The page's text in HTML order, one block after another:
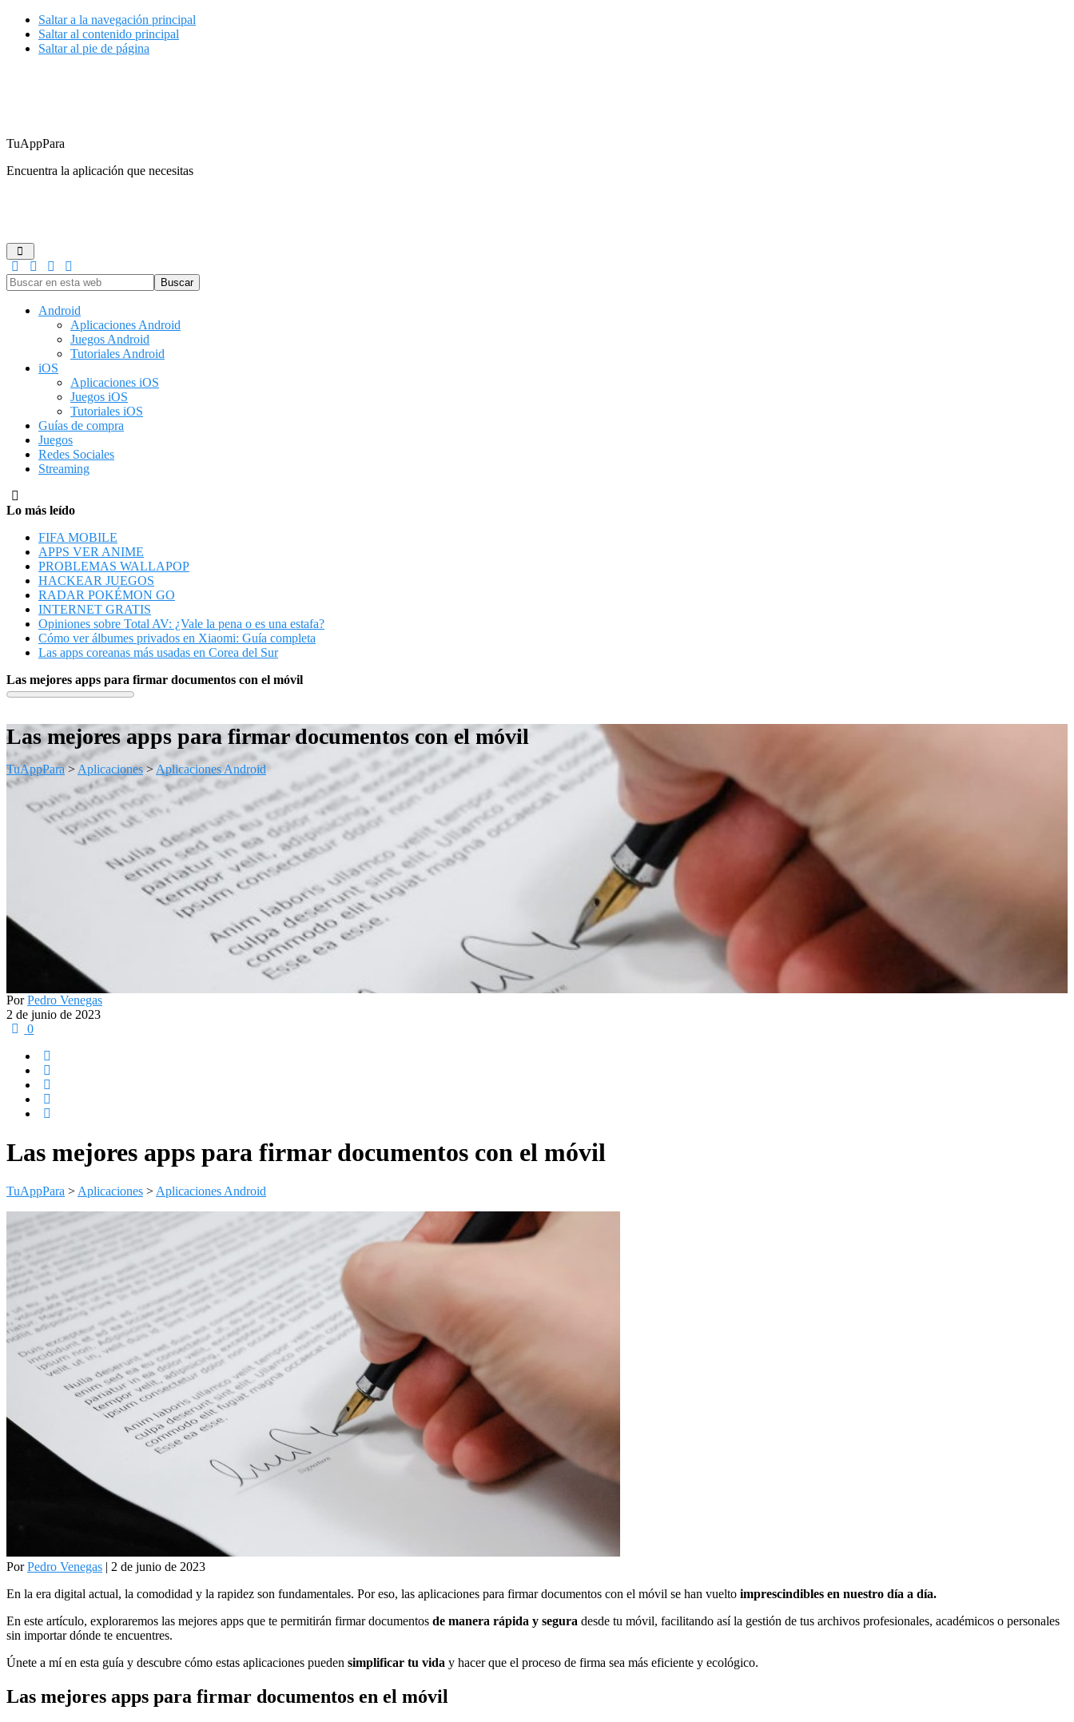
Saltar a la navegación principal
Saltar al contenido principal
Saltar al pie de página
TuAppPara
Encuentra la aplicación que necesitas
Buscar
en
Android
Aplicaciones Android
Juegos Android
Tutoriales Android
iOS
Aplicaciones iOS
Juegos iOS
Tutoriales iOS
Guías de compra
Juegos
Redes Sociales
Streaming
Lo más leído
FIFA MOBILE
APPS VER ANIME
PROBLEMAS WALLAPOP
HACKEAR JUEGOS
RADAR POKÉMON GO
INTERNET GRATIS
Opiniones sobre Total AV: ¿Vale la pena o es una estafa?
Cómo ver álbumes privados en Xiaomi: Guía completa
Las apps coreanas más usadas en Corea del Sur
Las mejores apps para firmar documentos con el móvil
Las mejores apps para firmar documentos con el móvil
TuAppPara> Aplicaciones>Aplicaciones Android
PorPedro Venegas
2 de junio de 2023
0
Las mejores apps para firmar documentos con el móvil
TuAppPara > Aplicaciones > Aplicaciones Android
PorPedro Venegas | 2 de junio de 2023
En la era digital actual, la comodidad y la rapidez son fundamentales. Por eso, las aplicaciones para firmar documentos con el móvil se han vuelto imprescindibles en nuestro día a día.
En este artículo, exploraremos las mejores apps que te permitirán firmar documentos de manera rápida y segura desde tu móvil, facilitando así la gestión de tus archivos profesionales, académicos o personales
sin importar dónde te encuentres.
Únete a mí en esta guía y descubre cómo estas aplicaciones pueden simplificar tu vida y hacer que el proceso de firma sea más eficiente y ecológico.
Las mejores apps para firmar documentos en el móvil